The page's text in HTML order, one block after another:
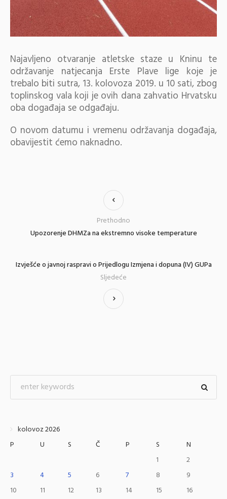
Najavljeno otvaranje atletske staze u Kninu te
održavanje natjecanja Erste Plave lige koje je
trebalo biti sutra, 13. kolovoza 2019. u 10 sati, zbog
toplinskog vala koji je ovih dana zahvatio Hrvatsku
oba događaja se odgađaju.
O novom datumu i vremenu održavanja događaja,
obavijestit ćemo naknadno.
Upozorenje DHMZa na ekstremno visoke temperature
Prethodno
Izvješće o javnoj raspravi o Prijedlogu Izmjena i dopuna (IV) GUPa
Sljedeće
kolovoz 2026
P
U S Č P S
N
1
2
3
4 5 6 7 8
9
10
11 12 13 14 15
16